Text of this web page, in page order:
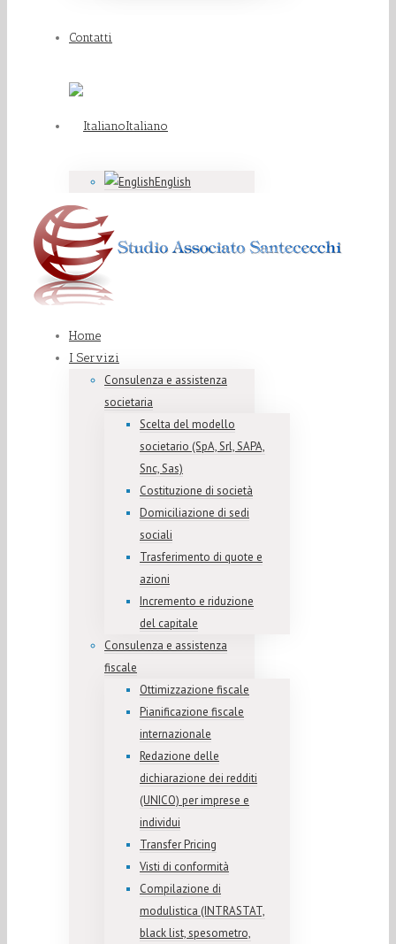
Contatti
Italiano
English
Home
I Servizi
Consulenza e assistenza
societaria
Scelta del modello
societario (SpA, Srl, SAPA,
Snc, Sas)
Costituzione di società
Domiciliazione di sedi
sociali
Trasferimento di quote e
azioni
Incremento e riduzione
del capitale
Consulenza e assistenza
fiscale
Ottimizzazione fiscale
Pianificazione fiscale
internazionale
Redazione delle
dichiarazione dei redditi
(UNICO) per imprese e
individui
Transfer Pricing
Visti di conformità
Compilazione di
modulistica (INTRASTAT,
black list, spesometro,